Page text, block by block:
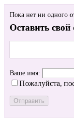
Пока нет ни одного
Оставить свой
Ваше имя:
Пожалуйста,